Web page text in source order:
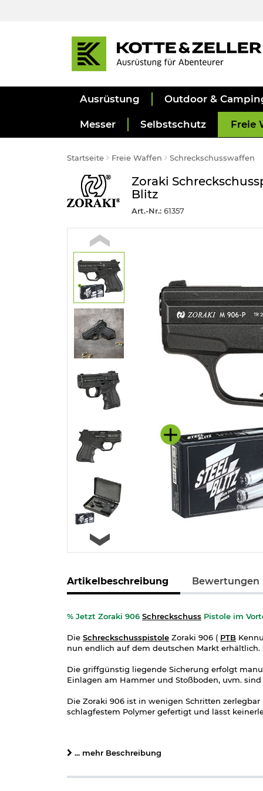
Ausrüstung Outdoor &
Messer Selbstschutz Freie
Startseite Freie Waffen Schreckschusswaffen
Zoraki
Blitz
Art.-Nr.: 61357
Artikelbeschreibung Bewertungen
% Jetzt Zoraki 906 Schreckschuss Pistole im
Die Schreckschusspistole Zoraki 906 ( PTB
nun endlich auf dem deutschen Markt
Die griffgünstig liegende Sicherung erfolgt
Einlagen am Hammer und Stoßboden, uvm.
Die Zoraki 906 ist in wenigen Schritten
schlagfestem Polymer gefertigt und lässt
zum Verschießen von Feuerwerksmunition/
... mehr Beschreibung